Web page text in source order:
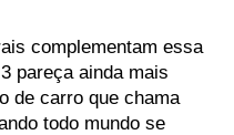
complementam essa
pareça ainda mais
de carro que chama
todo mundo se